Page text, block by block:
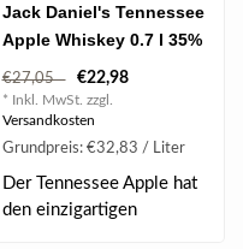
Jack Daniel's Tennessee
Apple Whiskey 0.7 l 35%
vol
€27,05 €22,98
* Inkl. MwSt. zzgl.
Versandkosten
Grundpreis: €32,83 / Liter
Der Tennessee Apple hat
den einzigartigen